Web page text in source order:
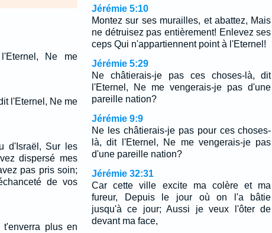
Ne me
l'Eternel, Ne me
d'Israël, Sur les
dispersé mes
pas pris soin;
de vos
plus en
Jérémie 5:10
Montez sur ses murailles, et abattez, Mais
ne détruisez pas entièrement! Enlevez ses
ceps Qui n'appartiennent point à l'Eternel!
Jérémie 5:29
Ne châtierais-je pas ces choses-là, dit
l'Eternel, Ne me vengerais-je pas d'une
pareille nation?
Jérémie 9:9
Ne les châtierais-je pas pour ces choses-
là, dit l'Eternel, Ne me vengerais-je pas
d'une pareille nation?
Jérémie 32:31
Car cette ville excite ma colère et ma
fureur, Depuis le jour où on l'a bâtie
jusqu'à ce jour; Aussi je veux l'ôter de
devant ma face,